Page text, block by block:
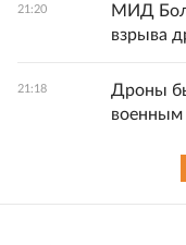
21:20
МИД
взрыва
21:18
Дроны
военным